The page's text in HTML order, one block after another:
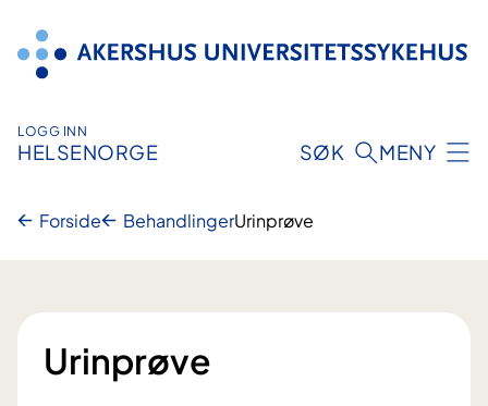
innhold
LOGG INN
HELSENORGE SØK MENY
Forside BehandlingerUrinprøve
Urinprøve